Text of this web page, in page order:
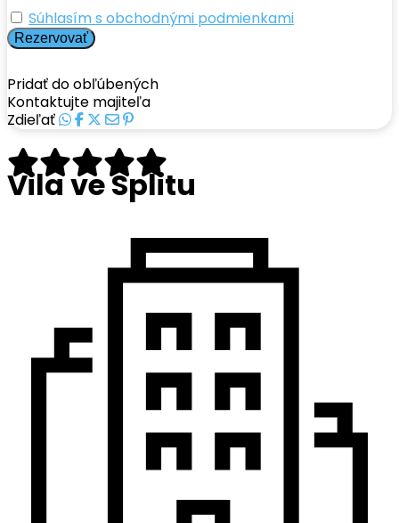
Súhlasím s obchodnými podmienkami
Pridať do obľúbených
Kontaktujte majiteľa
Zdieľať
Vila ve Splitu